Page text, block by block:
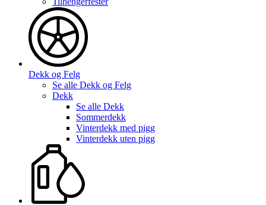
Dekk og Felg
Se alle Dekk og Felg
Dekk
Se alle Dekk
Sommerdekk
Vinterdekk med pigg
Vinterdekk uten pigg